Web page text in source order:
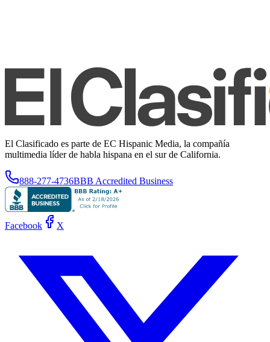
El Clasificado es parte de EC Hispanic Media, la compañía
multimedia líder de habla hispana en el sur de California.
888-277-4736BBB Accredited Business
Facebook X